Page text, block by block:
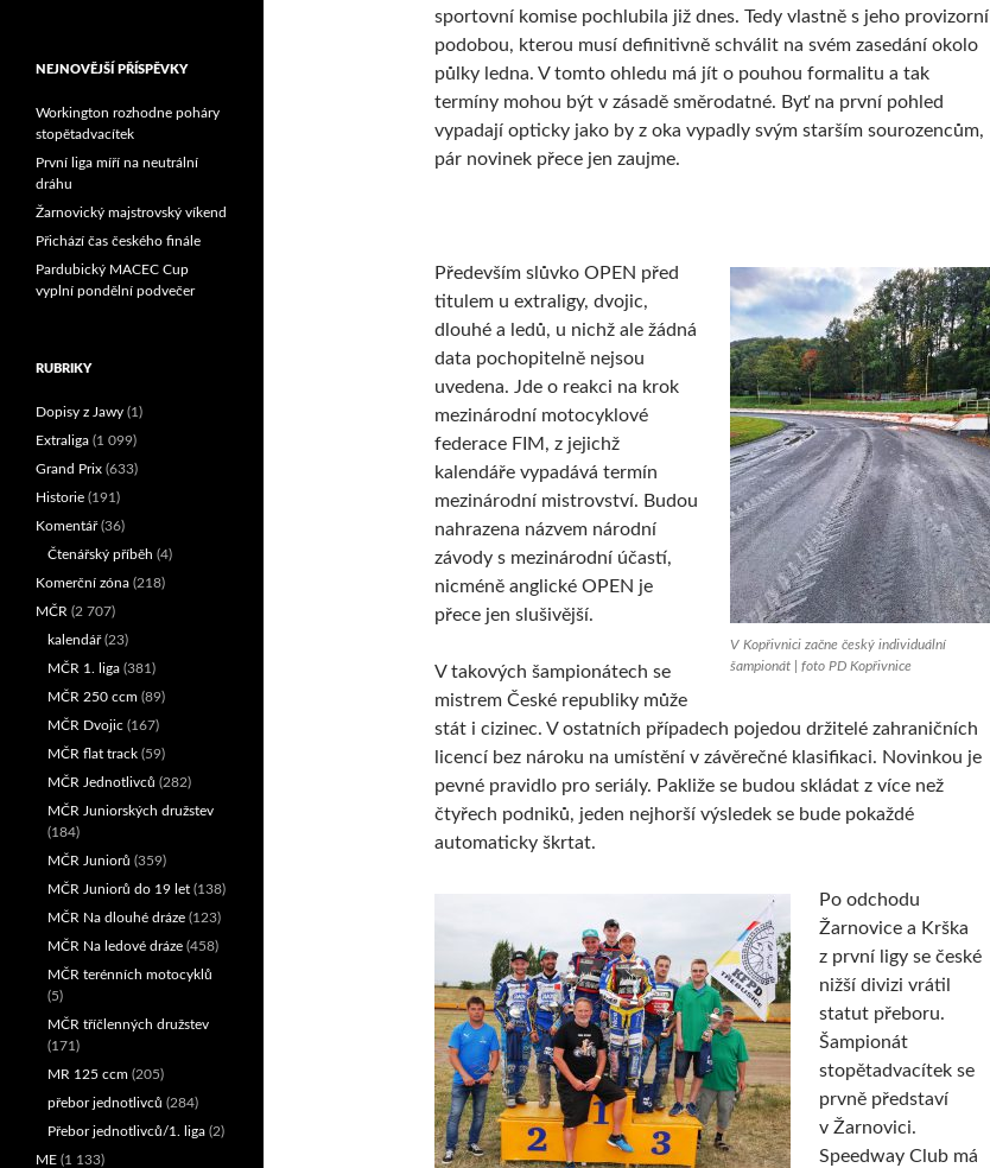
sportovní komise pochlubila již dnes. Tedy vlastně s jeho provizorní
podobou, kterou musí definitivně schválit na svém zasedání okolo
půlky ledna. V tomto ohledu má jít o pouhou formalitu a tak
termíny mohou být v zásadě směrodatné. Byť na první pohled
vypadají opticky jako by z oka vypadly svým starším sourozencům,
pár novinek přece jen zaujme.
V Kopřivnici začne český individuální
šampionát | foto PD Kopřivnice
Především slůvko OPEN před
titulem u extraligy, dvojic,
dlouhé a ledů, u nichž ale žádná
data pochopitelně nejsou
uvedena. Jde o reakci na krok
mezinárodní motocyklové
federace FIM, z jejichž
kalendáře vypadává termín
mezinárodní mistrovství. Budou
nahrazena názvem národní
závody s mezinárodní účastí,
nicméně anglické OPEN je
přece jen slušivější.
V takových šampionátech se
mistrem České republiky může
stát i cizinec. V ostatních případech pojedou držitelé zahraničních
licencí bez nároku na umístění v závěrečné klasifikaci. Novinkou je
pevné pravidlo pro seriály. Pakliže se budou skládat z více než
čtyřech podniků, jeden nejhorší výsledek se bude pokaždé
automaticky škrtat.
Po odchodu
Žarnovice a Krška
z první ligy se české
nižší divizi vrátil
statut přeboru.
Šampionát
stopětadvacítek se
prvně představí
v Žarnovici.
Speedway Club má
NEJNOVĚJŠÍ PŘÍSPĚVKY
Workington rozhodne poháry
stopětadvacítek
První liga míří na neutrální
dráhu
Žarnovický majstrovský víkend
Přichází čas českého finále
Pardubický MACEC Cup
vyplní pondělní podvečer
RUBRIKY
Dopisy z Jawy (1)
Extraliga (1 099)
Grand Prix (633)
Historie (191)
Komentář(36)
Čtenářský příběh (4)
Komerční zóna (218)
MČR (2 707)
kalendář(23)
MČR 1. liga (381)
MČR 250 ccm (89)
MČR Dvojic (167)
MČR flat track (59)
MČR Jednotlivců (282)
MČR Juniorských družstev
(184)
MČR Juniorů (359)
MČR Juniorů do 19 let (138)
MČR Na dlouhé dráze (123)
MČR Na ledové dráze (458)
MČR terénních motocyklů
(5)
MČR tříčlenných družstev
(171)
MR 125 ccm (205)
přebor jednotlivců (284)
Přebor jednotlivců/1. liga (2)
ME (1 133)